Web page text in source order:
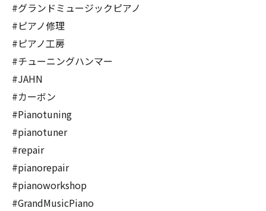
#グランドミュージックピアノ
#ピアノ修理
#ピアノ工房
#チューニングハンマー
#JAHN
#カーボン
#Pianotuning
#pianotuner
#repair
#pianorepair
#pianoworkshop
#GrandMusicPiano